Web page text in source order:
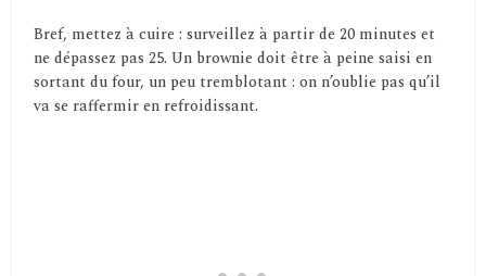
Bref, mettez à cuire : surveillez à partir de 20 minutes et
ne dépassez pas 25. Un brownie doit être à peine saisi en
sortant du four, un peu tremblotant : on n’oublie pas qu’il
va se raffermir en refroidissant.